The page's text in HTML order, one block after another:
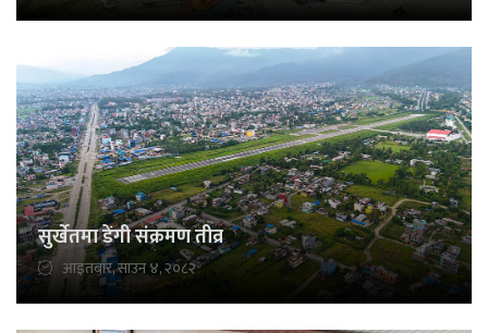
सुर्खेतमा डेंगी संक्रमण तीव्र
आइतबार, साउन ४, २०८२